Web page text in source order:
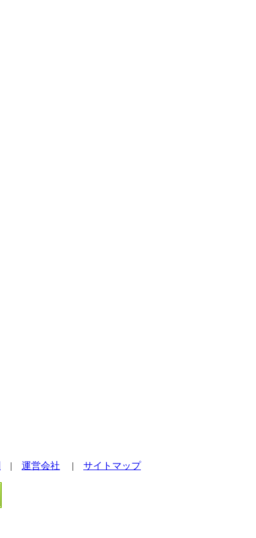
| 運営会社 | サイトマップ